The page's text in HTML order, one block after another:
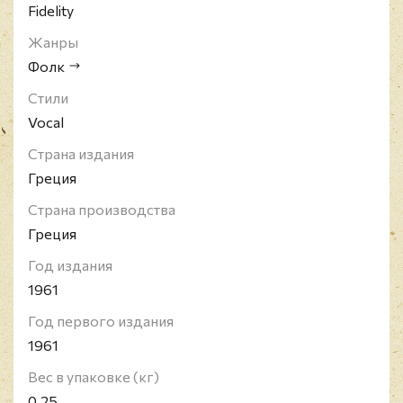
Fidelity
Жанры
Фолк
Стили
Vocal
Страна издания
Греция
Страна производства
Греция
Год издания
1961
Год первого издания
1961
Вес в упаковке (кг)